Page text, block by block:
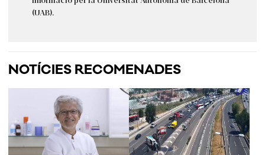
(UAB).
NOTÍCIES RECOMENADES